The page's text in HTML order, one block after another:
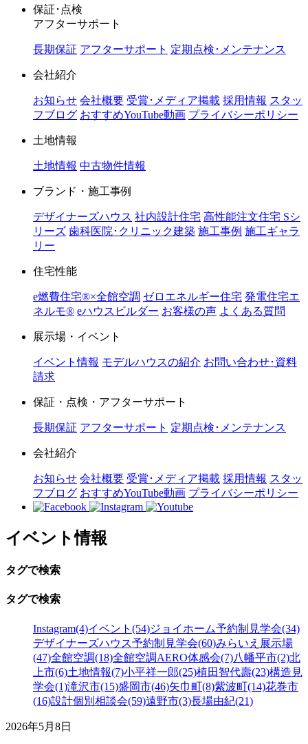
保証･点検
アフターサポート
長期保証 アフターサポート 定期点検･メンテナンス
会社紹介
お知らせ 会社概要 受賞･メディア掲載 採用情報 スタッ
フブログ おすすめYouTube動画 プライバシーポリシー
土地情報
土地情報 中古物件情報
ブランド・施工事例
デザイナーズハウス 社内設計住宅 高性能注文住宅 Sシ
リーズ 歯科医院･クリニック建築 施工事例 施工ギャラ
リー
住宅性能
e燃費住宅®︎×全館空調 ゼロエネルギー住宅 発電住宅エ
ネルモ®︎ eハウスビルダー お客様の声 よくある質問
展示場・イベント
イベント情報 モデルハウスの紹介 お問い合わせ･資料
請求
保証・点検・アフターサポート
長期保証 アフターサポート 定期点検･メンテナンス
会社紹介
お知らせ 会社概要 受賞･メディア掲載 採用情報 スタッ
フブログ おすすめYouTube動画 プライバシーポリシー
イベント情報
タグで検索
タグで検索
Instagram(4)イベント(54)ジョイホーム予約制見学会(34)
デザイナーズハウス予約制見学会(60)みらいえ展示場
(47)全館空調(18)全館空調AERO体感会(7)八幡平市(2)北
上市(6)土地情報(7)小平祥一郎(25)植田智代壽(23)構造見
学会(1)滝沢市(15)盛岡市(46)矢巾町(8)紫波町(14)花巻市
(16)設計個別相談会(59)遠野市(3)長場由紀(21)
2026年5月8日